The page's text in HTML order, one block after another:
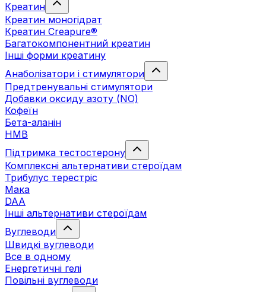
Креатин
Креатин моногідрат
Креатин Creapure®
Багатокомпонентний креатин
Інші форми креатину
Анаболізатори і стимулятори
Предтренувальні стимулятори
Добавки оксиду азоту (NO)
Кофеїн
Бета-аланін
HMB
Підтримка тестостерону
Комплексні альтернативи стероїдам
Трибулус терестріс
Мака
DAA
Інші альтернативи стероїдам
Вуглеводи
Швидкі вуглеводи
Все в одному
Енергетичні гелі
Повільні вуглеводи